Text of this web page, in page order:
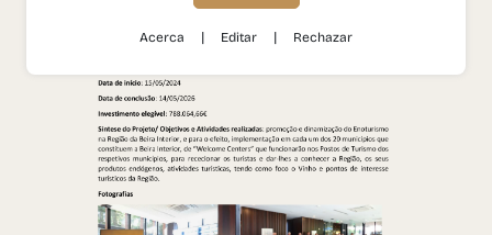
Acerca | Editar | Rechazar